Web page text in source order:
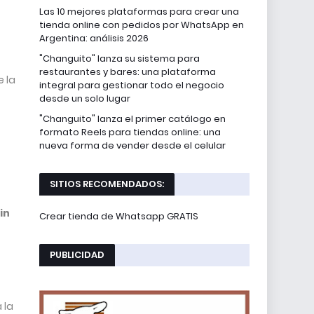
la
la
Las 10 mejores plataformas para crear una
tienda online con pedidos por WhatsApp en
Argentina: análisis 2026
"Changuito" lanza su sistema para
restaurantes y bares: una plataforma
integral para gestionar todo el negocio
desde un solo lugar
"Changuito" lanza el primer catálogo en
formato Reels para tiendas online: una
nueva forma de vender desde el celular
SITIOS RECOMENDADOS:
Crear tienda de Whatsapp GRATIS
PUBLICIDAD